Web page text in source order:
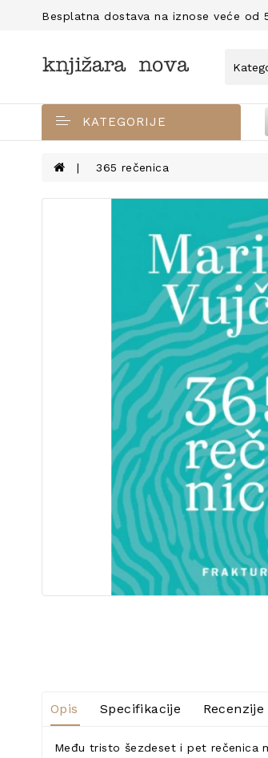
Besplatna dostava na iznose veće od
KATEGORIJE
365 rečenica
Opis Specifikacije Recenzije
Među tristo šezdeset i pet rečenica